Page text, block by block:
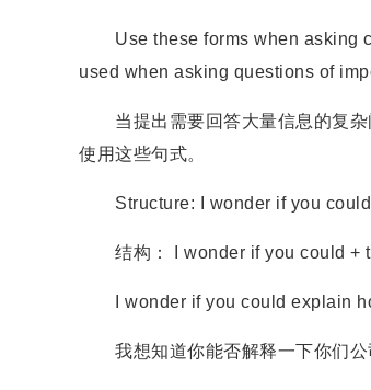
Use these forms when asking
used when asking questions of
当提出需要回答大量信息的复杂
使用这些句式。
Structure: I wonder if you could
结构： I wonder if you could +
I wonder if you could explain
我想知道你能否解释一下你们公